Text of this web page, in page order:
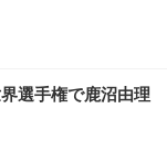
選手権で鹿沼由理